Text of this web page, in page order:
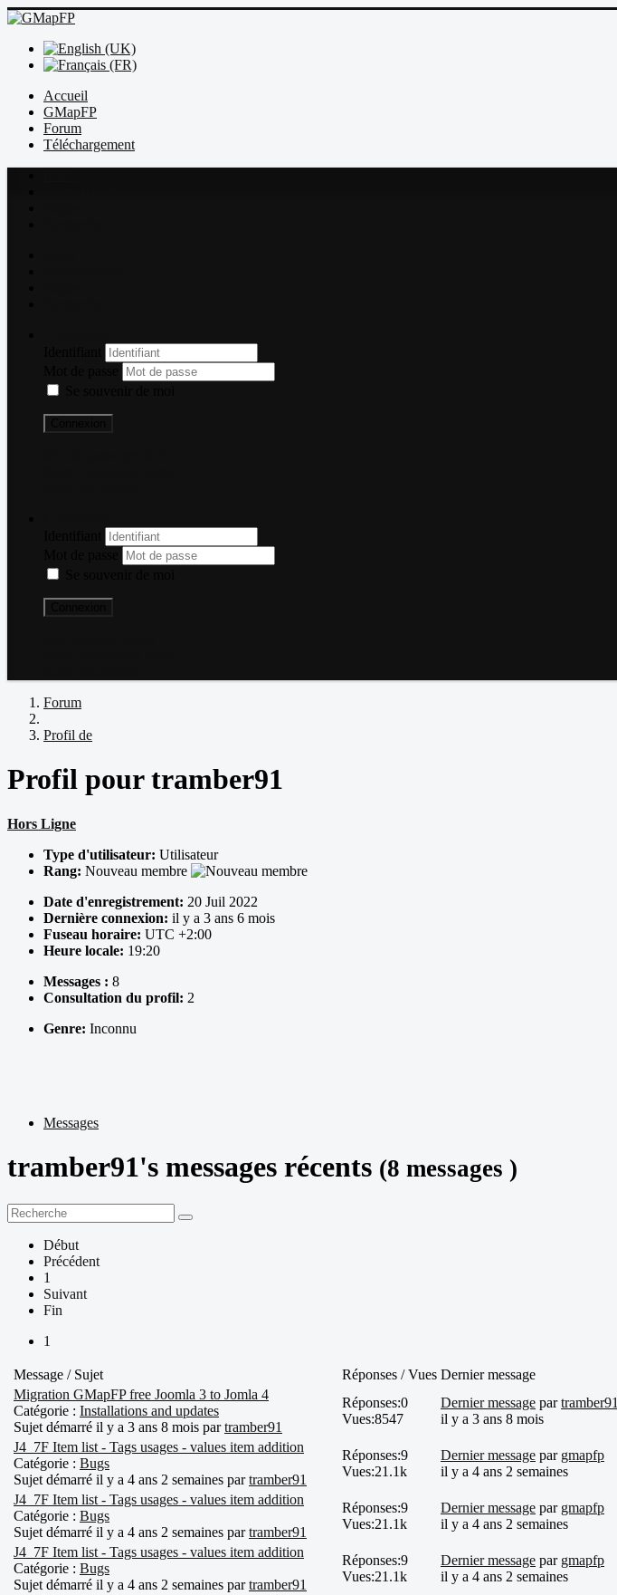
Accueil
GMapFP
Forum
Téléchargement
Forum
Profil de
Profil pour tramber91
Hors Ligne
Type d'utilisateur: Utilisateur
Rang: Nouveau membre
Date d'enregistrement: 20 Juil 2022
Dernière connexion: il y a 3 ans 6 mois
Fuseau horaire: UTC +2:00
Heure locale: 19:20
Messages : 8
Consultation du profil: 2
Genre: Inconnu
Messages
tramber91's messages récents (8 messages )
Début
Précédent
1
Suivant
Fin
1
Message / Sujet Réponses / Vues Dernier message
Migration GMapFP free Joomla 3 to Jomla 4
Catégorie : Installations and updates
Sujet démarré il y a 3 ans 8 mois partramber91
Réponses:0
Vues:8547
Dernier message partramber91
il y a 3 ans 8 mois
J4_7F Item list - Tags usages - values item addition
Catégorie : Bugs
Sujet démarré il y a 4 ans 2 semaines partramber91
Réponses:9
Vues:21.1k
Dernier message par gmapfp
il y a 4 ans 2 semaines
J4_7F Item list - Tags usages - values item addition
Catégorie : Bugs
Sujet démarré il y a 4 ans 2 semaines partramber91
Réponses:9
Vues:21.1k
Dernier message par gmapfp
il y a 4 ans 2 semaines
J4_7F Item list - Tags usages - values item addition
Catégorie : Bugs
Sujet démarré il y a 4 ans 2 semaines partramber91
Réponses:9
Vues:21.1k
Dernier message par gmapfp
il y a 4 ans 2 semaines